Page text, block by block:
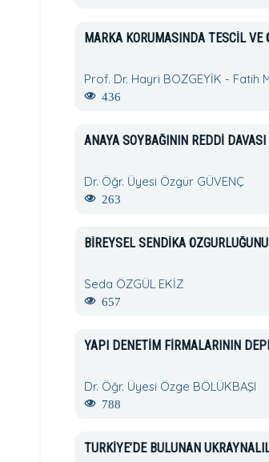
MARKA KORUMASINDA TESCİL
Prof. Dr. Hayri BOZGEYİK - Fatih
436
ANAYA SOYBAĞININ REDDİ
Dr. Öğr. Üyesi Özgür GÜVENÇ
263
BİREYSEL SENDİKA
Seda ÖZGÜL EKİZ
657
YAPI DENETİM FİRMALARININ
Dr. Öğr. Üyesi Özge BÖLÜKBAŞI
788
TÜRKİYE’DE BULUNAN